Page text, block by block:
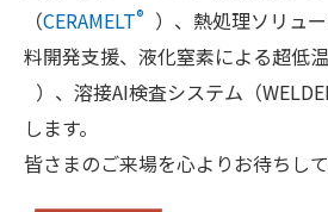
（CERAMELT®
）、熱処理ソリュ
料開発支援、液化窒素による超低
）、溶接AI検査システム（
します。
皆さまのご来場を心よりお待ちして